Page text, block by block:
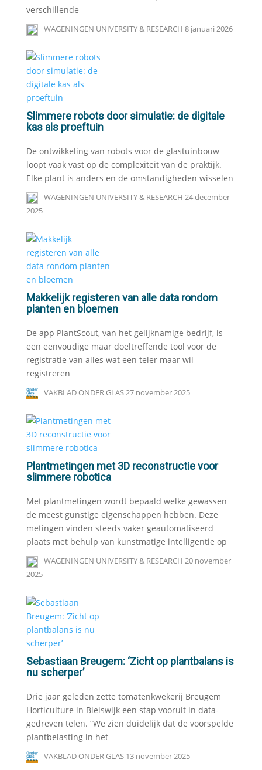
verschillende
WAGENINGEN UNIVERSITY & RESEARCH 8 januari 2026
Slimmere robots door simulatie: de digitale
kas als proeftuin
De ontwikkeling van robots voor de glastuinbouw
loopt vaak vast op de complexiteit van de praktijk.
Elke plant is anders en de omstandigheden wisselen
WAGENINGEN UNIVERSITY & RESEARCH 24 december
2025
Makkelijk registeren van alle data rondom
planten en bloemen
De app PlantScout, van het gelijknamige bedrijf, is
een eenvoudige maar doeltreffende tool voor de
registratie van alles wat een teler maar wil
registreren
VAKBLAD ONDER GLAS27 november 2025
Plantmetingen met 3D reconstructie voor
slimmere robotica
Met plantmetingen wordt bepaald welke gewassen
de meest gunstige eigenschappen hebben. Deze
metingen vinden steeds vaker geautomatiseerd
plaats met behulp van kunstmatige intelligentie op
WAGENINGEN UNIVERSITY & RESEARCH 20 november
2025
Sebastiaan Breugem: ‘Zicht op plantbalans is
nu scherper’
Drie jaar geleden zette tomatenkwekerij Breugem
Horticulture in Bleiswijk een stap vooruit in data-
gedreven telen. “We zien duidelijk dat de voorspelde
plantbelasting in het
VAKBLAD ONDER GLAS 13 november 2025